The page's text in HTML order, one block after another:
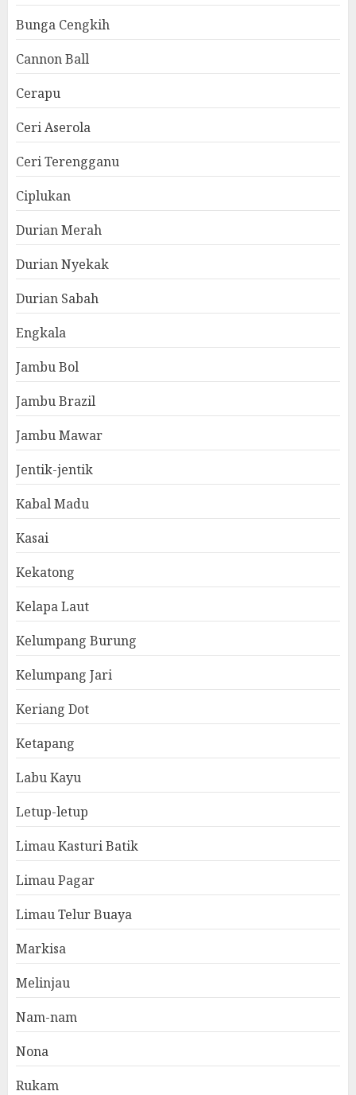
Bunga Cengkih
Cannon Ball
Cerapu
Ceri Aserola
Ceri Terengganu
Ciplukan
Durian Merah
Durian Nyekak
Durian Sabah
Engkala
Jambu Bol
Jambu Brazil
Jambu Mawar
Jentik-jentik
Kabal Madu
Kasai
Kekatong
Kelapa Laut
Kelumpang Burung
Kelumpang Jari
Keriang Dot
Ketapang
Labu Kayu
Letup-letup
Limau Kasturi Batik
Limau Pagar
Limau Telur Buaya
Markisa
Melinjau
Nam-nam
Nona
Rukam